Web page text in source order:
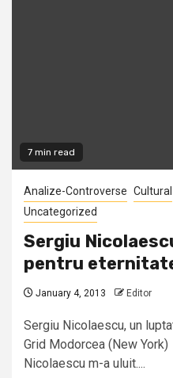
7 min read
Analize-Controverse Cultural
Uncategorized
Sergiu
pentru
January 4, 2013 Editor
Sergiu Nicolaescu, un
Grid Modorcea (New
Nicolaescu m-a uluit....